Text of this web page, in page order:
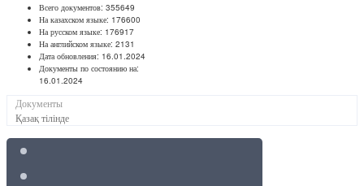
Всего документов: 355649
На казахском языке: 176600
На русском языке: 176917
На английском языке: 2131
Дата обновления: 16.01.2024
Документы по состоянию на:
16.01.2024
Документы
Қазақ тілінде